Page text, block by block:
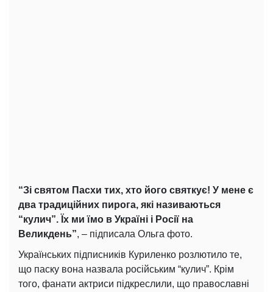
“Зі святом Пасхи тих, хто його святкує! У мене є
два традиційних пирога, які називаються
“кулич”. Їх ми їмо в Україні і Росії на
Великдень”, – підписала Ольга фото.
Українських підписників Куриленко розлютило те,
що паску вона назвала російським “кулич”. Крім
того, фанати актриси підкреслили, що православні